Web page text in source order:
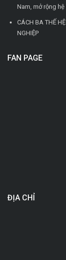
Nam, mở rộng
CÁCH BA THẾ
NGHIỆP
FAN PAGE
ĐỊA CHỈ